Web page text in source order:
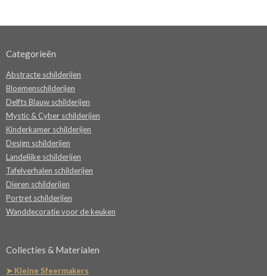
Categorieën
Abstracte schilderijen
Bloemenschilderijen
Delfts Blauw schilderijen
Mystic & Cyber schilderijen
Kinderkamer schilderijen
Design schilderijen
Landelijke schilderijen
Tafelverhalen schilderijen
Dieren schilderijen
Portret schilderijen
Wanddecoratie voor de keuken
Collecties & Materialen
➤ Kleine Sfeermakers